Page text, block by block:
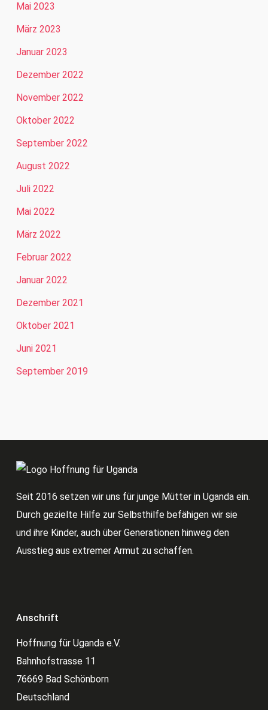
Mai 2023
März 2023
Januar 2023
Dezember 2022
November 2022
Oktober 2022
September 2022
August 2022
Juli 2022
Mai 2022
März 2022
Februar 2022
Januar 2022
Dezember 2021
Oktober 2021
Juni 2021
September 2019
Seit 2016 setzen wir uns für junge Mütter in Uganda ein.
Durch gezielte Hilfe zur Selbsthilfe befähigen wir sie
und ihre Kinder, auch über Generationen hinweg den
Ausstieg aus extremer Armut zu schaffen.
Anschrift
Hoffnung für Uganda e.V.
Bahnhofstrasse 11
76669 Bad Schönborn
Deutschland